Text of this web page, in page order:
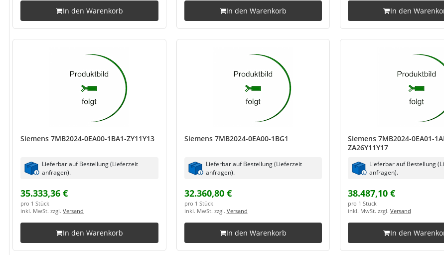
In den Warenkorb In den Warenkorb In den
Siemens 7MB2024-0EA00-1BA1-ZY11Y13
Lieferbar auf Bestellung (Lieferzeit
anfragen).
35.333,36 €
pro 1 Stück
inkl. MwSt. zzgl. Versand
In den Warenkorb
Siemens 7MB2024-0EA00-1BG1
Lieferbar auf Bestellung (Lieferzeit
anfragen).
32.360,80 €
pro 1 Stück
inkl. MwSt. zzgl. Versand
In den Warenkorb
Siemens 7MB2024-0EA01-
ZA26Y11Y17
Lieferbar auf Bestellung
anfragen).
38.487,10 €
pro 1 Stück
inkl. MwSt. zzgl. Versand
In den